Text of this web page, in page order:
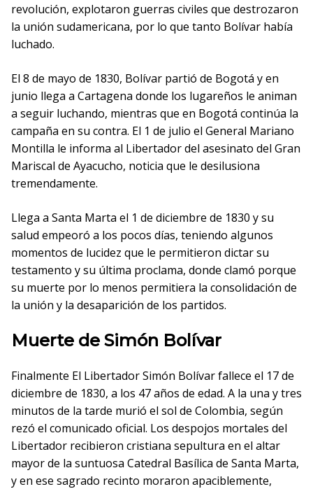
revolución, explotaron guerras civiles que destrozaron
la unión sudamericana, por lo que tanto Bolívar había
luchado.
El 8 de mayo de 1830, Bolívar partió de Bogotá y en
junio llega a Cartagena donde los lugareños le animan
a seguir luchando, mientras que en Bogotá continúa la
campaña en su contra. El 1 de julio el General Mariano
Montilla le informa al Libertador del asesinato del Gran
Mariscal de Ayacucho, noticia que le desilusiona
tremendamente.
Llega a Santa Marta el 1 de diciembre de 1830 y su
salud empeoró a los pocos días, teniendo algunos
momentos de lucidez que le permitieron dictar su
testamento y su última proclama, donde clamó porque
su muerte por lo menos permitiera la consolidación de
la unión y la desaparición de los partidos.
Muerte de Simón Bolívar
Finalmente El Libertador Simón Bolívar fallece el 17 de
diciembre de 1830, a los 47 años de edad. A la una y tres
minutos de la tarde murió el sol de Colombia, según
rezó el comunicado oficial. Los despojos mortales del
Libertador recibieron cristiana sepultura en el altar
mayor de la suntuosa Catedral Basílica de Santa Marta,
y en ese sagrado recinto moraron apaciblemente,